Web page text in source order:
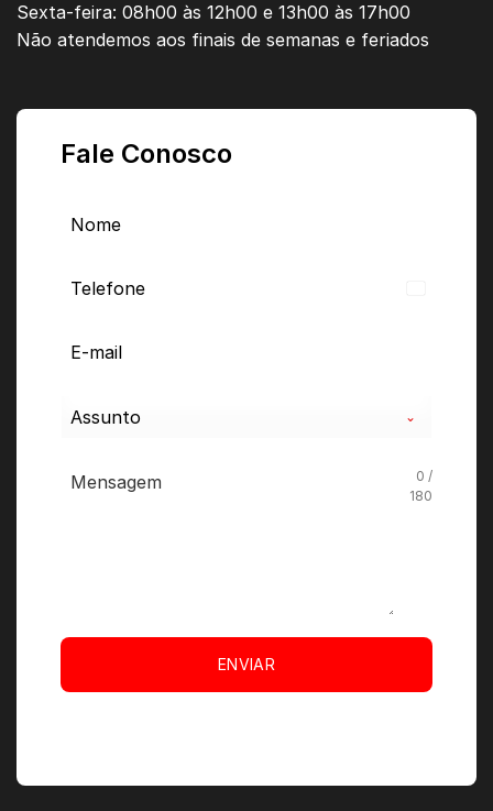
Sexta-feira: 08h00 às 12h00 e 13h00 às 17h00
Não atendemos aos finais de semanas e feriados
Fale Conosco
Assunto
0 /
180
ENVIAR